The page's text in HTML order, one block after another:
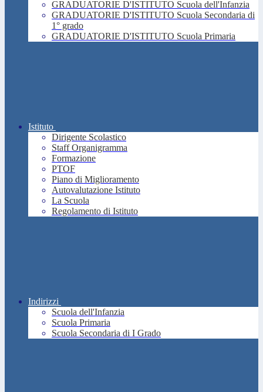
GRADUATORIE D'ISTITUTO Scuola dell'Infanzia
GRADUATORIE D'ISTITUTO Scuola Secondaria di
1° grado
GRADUATORIE D'ISTITUTO Scuola Primaria
Istituto
Dirigente Scolastico
Staff Organigramma
Formazione
PTOF
Piano di Miglioramento
Autovalutazione Istituto
La Scuola
Regolamento di Istituto
Indirizzi
Scuola dell'Infanzia
Scuola Primaria
Scuola Secondaria di I Grado